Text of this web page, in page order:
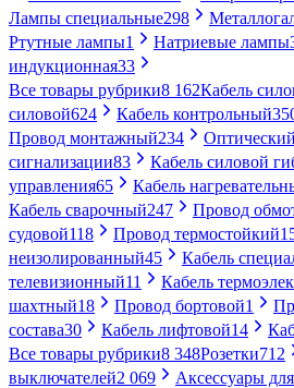
Лампы специальные298
Ртутные лампы1 Натриевые лампы
индукционная33
Все товары рубрики8 162Кабель
силовой624 Кабель контрольный
Провод монтажный234
сигнализации83 Кабель силовой
управления65 Кабель
Кабель сварочный247 Провод
судовой118 Провод термостойкий
неизолированный45 Кабель
телевизионный11 Кабель
шахтный18 Провод бортовой1
состава30 Кабель лифтовой14
Все товары рубрики8 348Розетки712
выключателей2 069
Аксессуары